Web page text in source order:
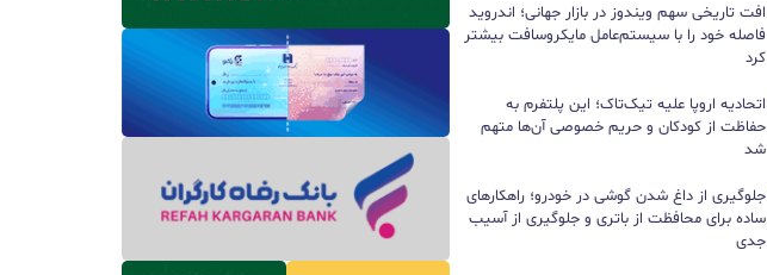
افت تاریخی سهم ویندوز در بازار جهانی؛ اندروید
فاصله خود را با سیستم‌عامل مایکروسافت بیشتر
کرد
اتحادیه اروپا علیه تیک‌تاک؛ این پلتفرم به
حفاظت از کودکان و حریم خصوصی آن‌ها متهم
شد
جلوگیری از داغ شدن گوشی در خودرو؛ راهکارهای
ساده برای محافظت از باتری و جلوگیری از آسیب
جدی